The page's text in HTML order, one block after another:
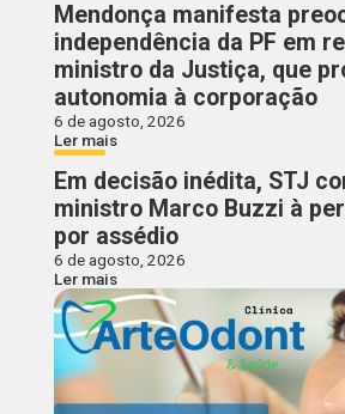
Mendonça manifesta
independência da PF em
ministro da Justiça, que
autonomia à corporação
6 de agosto, 2026
Ler mais
Em decisão inédita, STJ
ministro Marco Buzzi à
por assédio
6 de agosto, 2026
Ler mais